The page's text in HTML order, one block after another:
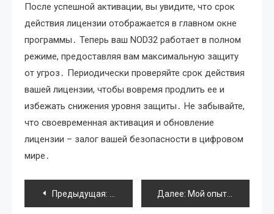
После успешной активации, вы увидите, что срок
действия лицензии отображается в главном окне
программы․ Теперь ваш NOD32 работает в полном
режиме, предоставляя вам максимальную защиту
от угроз․ Периодически проверяйте срок действия
вашей лицензии, чтобы вовремя продлить ее и
избежать снижения уровня защиты․ Не забывайте,
что своевременная активация и обновление
лицензии – залог вашей безопасности в цифровом
мире․
Навигация
Предыдущая: Разгон процессора с помощью SetFSB
Далее: Мой опыт использования смартфонов Lenovo: общий обзор